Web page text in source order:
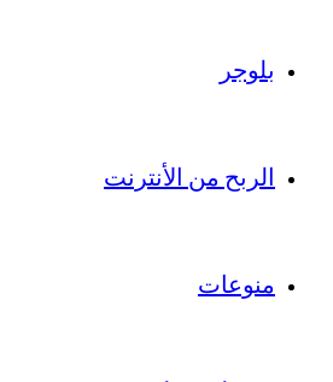
بلوجر
الربح من الأنترنت
منوعات